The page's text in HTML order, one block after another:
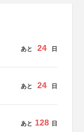
あと 24 日
あと 24 日
あと 128 日